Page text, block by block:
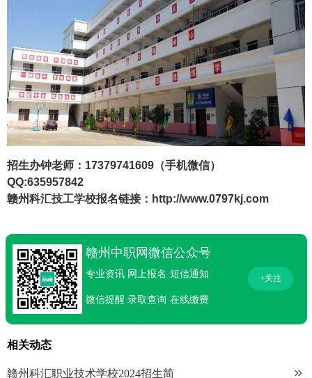
招生办钟老师：17379741609（手机微信）
QQ:635957842
赣州科汇技工学校报名链接： http://www.0797kj.com
赣州中职网微信公众号
专业资讯 网上报名 短信通知
微信提醒 录取查询 在线缴费
+关注
相关动态

赣州科汇职业技术学校2024招生简